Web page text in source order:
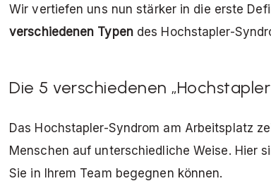
Wir vertiefen uns nun stärker in die erste
verschiedenen Typendes Hochstapler-
Die 5 verschiedenen
Das Hochstapler-Syndrom am Arbeitsplatz
Menschen auf unterschiedliche Weise. Hier
Sie in Ihrem Team begegnen können.